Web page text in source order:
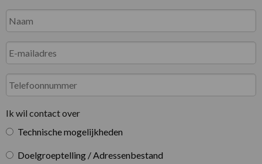
Naam *
E-
mailadres *
Telefoonnummer
Ik
contact
Ik wil contact over
Technische mogelijkheden
Doelgroeptelling / Adressenbestand